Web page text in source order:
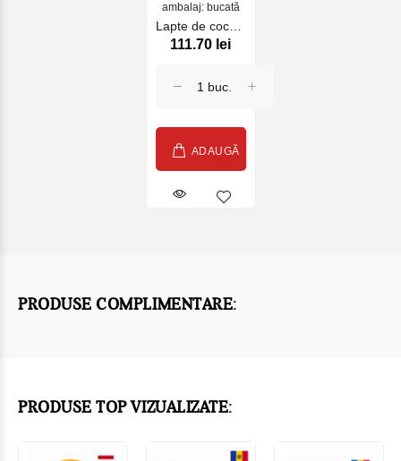
ambalaj: bucată
Lapte de cocos,
1L
111.70 lei
ADAUGĂ
PRODUSE COMPLIMENTARE:
PRODUSE TOP VIZUALIZATE: